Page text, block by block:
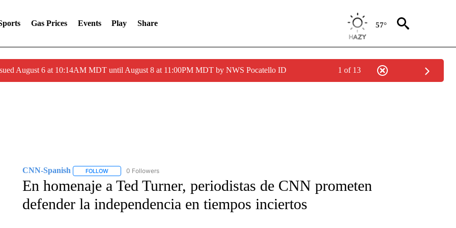
Gas Prices Events Play Share 57°
August 6 at 10:14AM MDT until August 8 at 11:00PM MDT by NWS Pocatello ID 1 of 13
CNN-Spanish FOLLOWFOLLOW "CNN-SPANISH" TO RECEIVE NOTIFICATIONS ABOUT NEW PAGES ON "CNN-SPANISH".
0 Followers
En homenaje a Ted Turner, periodistas de CNN prometen
defender la independencia en tiempos inciertos